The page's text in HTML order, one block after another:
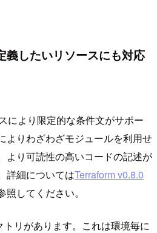
義したいリソースにも対応
により限定的な条件文がサポー
よりわざわざモジュールを利用せ
より可読性の高いコードの記述が
詳細についてはTerraform v0.8.0
照してください。
トリがあります。これは環境毎に